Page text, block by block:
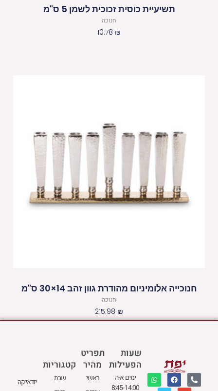
תשיעיית כוסית זכוכית לשמן 5 ס"מ
חנוכה
10.78 ₪
חנוכייה אלומיניום מהודרת גוון זהב 14×30 ס"מ
חנוכה
215.98 ₪
שעות
הפעילות
ימים א-ה
8:45-14:00
תפריט
מהיר
ראשי
P
h
F
a
W
h
E
M
קטגוריות
שבת
יודאיקה